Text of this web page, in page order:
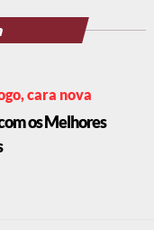
cara nova
os Melhores